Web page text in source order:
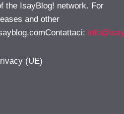
the IsayBlog! network. For
and other
:
(UE)